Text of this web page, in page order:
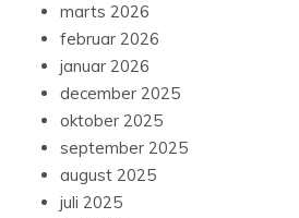
marts 2026
februar 2026
januar 2026
december 2025
oktober 2025
september 2025
august 2025
juli 2025